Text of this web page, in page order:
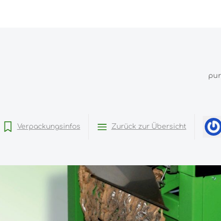
Verpackungsinfos Zurück zur Übersicht